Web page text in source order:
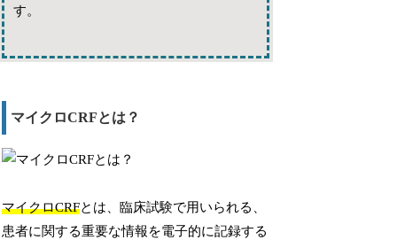
す。
マイクロCRFとは？
マイクロCRFとは、臨床試験で用いられる、
患者に関する重要な情報を電子的に記録する